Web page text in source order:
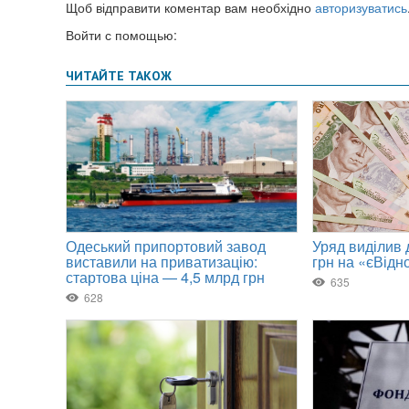
Щоб відправити коментар вам необхідно авторизуватись
Войти с помощью: